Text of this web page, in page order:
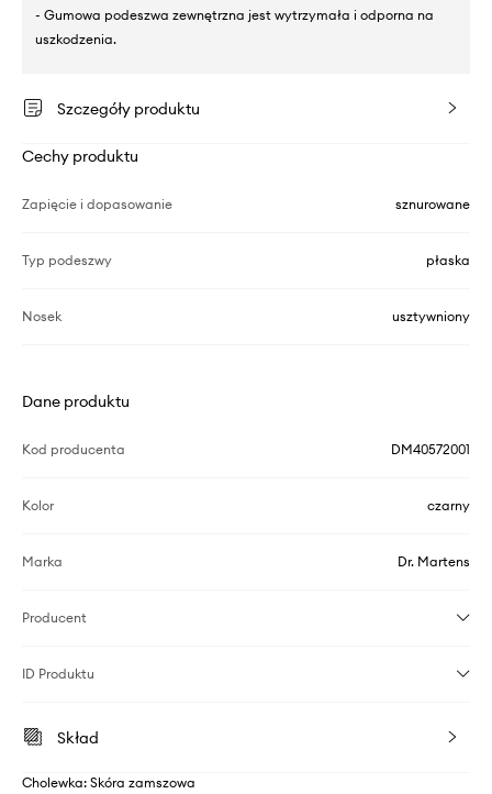
- Gumowa podeszwa zewnętrzna jest wytrzymała i odporna na
uszkodzenia.
Szczegóły produktu
Cechy produktu
Zapięcie i dopasowanie sznurowane
Typ podeszwy płaska
Nosek usztywniony
Dane produktu
Kod producenta DM40572001
Kolor czarny
Marka Dr. Martens
Producent
ID Produktu
Skład
Cholewka: Skóra zamszowa